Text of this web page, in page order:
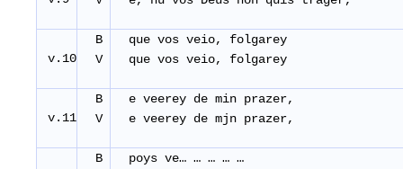
v.10
B
V
que vos veio, folgarey
que vos veio, folgarey
v.11
B
V
e veerey de min prazer,
e veerey de mjn prazer,
B
poys ve… … … … …